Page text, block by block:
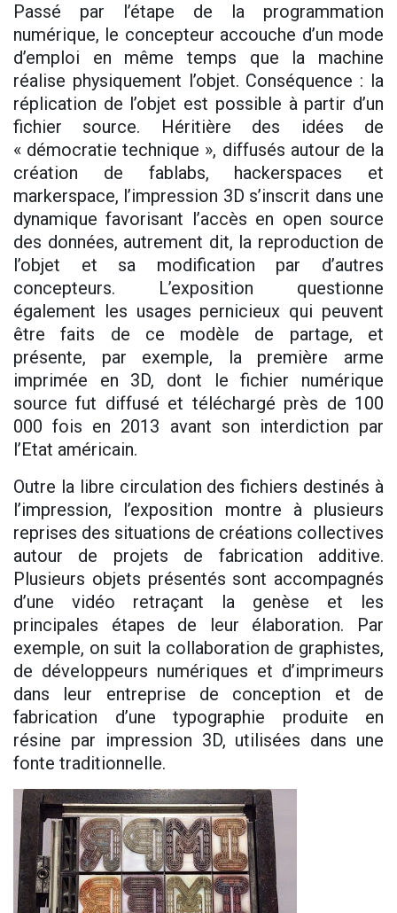
Passé par l’étape de la programmation
numérique, le concepteur accouche d’un mode
d’emploi en même temps que la machine
réalise physiquement l’objet. Conséquence : la
réplication de l’objet est possible à partir d’un
fichier source. Héritière des idées de
« démocratie technique », diffusés autour de la
création de fablabs, hackerspaces et
markerspace, l’impression 3D s’inscrit dans une
dynamique favorisant l’accès en open source
des données, autrement dit, la reproduction de
l’objet et sa modification par d’autres
concepteurs. L’exposition questionne
également les usages pernicieux qui peuvent
être faits de ce modèle de partage, et
présente, par exemple, la première arme
imprimée en 3D, dont le fichier numérique
source fut diffusé et téléchargé près de 100
000 fois en 2013 avant son interdiction par
l’Etat américain.
Outre la libre circulation des fichiers destinés à
l’impression, l’exposition montre à plusieurs
reprises des situations de créations collectives
autour de projets de fabrication additive.
Plusieurs objets présentés sont accompagnés
d’une vidéo retraçant la genèse et les
principales étapes de leur élaboration. Par
exemple, on suit la collaboration de graphistes,
de développeurs numériques et d’imprimeurs
dans leur entreprise de conception et de
fabrication d’une typographie produite en
résine par impression 3D, utilisées dans une
fonte traditionnelle.